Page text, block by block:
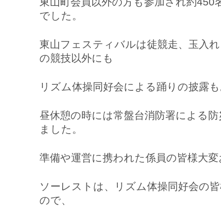
でした。
東山フェスティバルは徒競走、玉入
の競技以外にも
リズム体操同好会による踊りの披露
昼休憩の時には常盤台消防署による
ました。
準備や運営に携われた係員の皆様大
ソーレストは、リズム体操同好会の
ので、